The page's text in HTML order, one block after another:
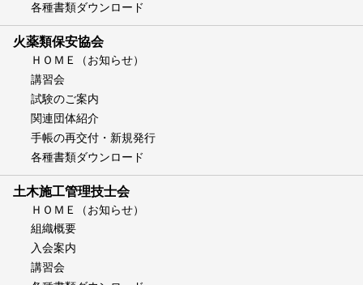
各種書類ダウンロード
火薬類保安協会
ＨＯＭＥ（お知らせ）
講習会
試験のご案内
関連団体紹介
手帳の再交付・新規発行
各種書類ダウンロード
土木施工管理技士会
ＨＯＭＥ（お知らせ）
組織概要
入会案内
講習会